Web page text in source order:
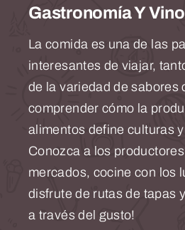
Gastronomía Y Vino
La comida es una de las
interesantes de viajar,
de la variedad de sabores
comprender cómo la
alimentos define culturas
Conozca a los
mercados, cocine con los
disfrute de rutas de tapas
a través del gusto!